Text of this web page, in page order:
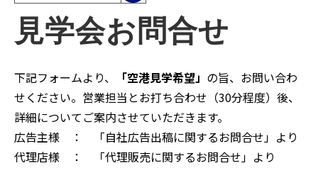
見学会お問合せ
下記フォームより、 「空港見学希望」 の旨、お問い合わ
せください。営業担当とお打ち合わせ（30分程度）後、
詳細についてご案内させていただきます。
広告主様 ： 「自社広告出稿に関するお問合せ」より
代理店様 ： 「代理販売に関するお問合せ」より